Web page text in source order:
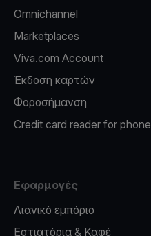
Omnichannel
Marketplaces
Viva.com Account
Έκδοση καρτών
Φοροσήμανση
Credit card reader for phone
Εφαρμογές
Λιανικό εμπόριο
Εστιατόρια & Καφέ